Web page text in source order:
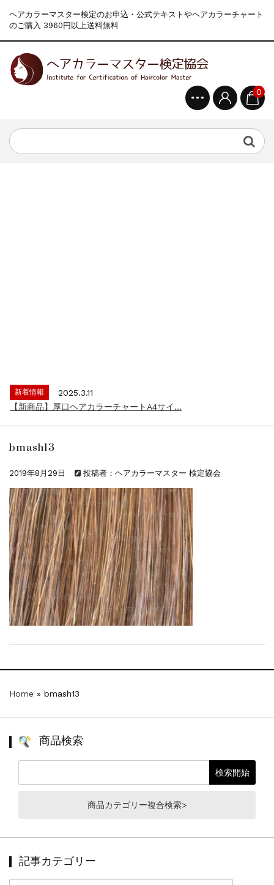
ヘアカラーマスター検定のお申込・公式テキストやヘアカラーチャート
のご購入 3960円以上送料無料
0
新着情報
2025.3.11
【新商品】厚口ヘアカラーチャートA4サイ...
新着情報
新着情報
一部ヘアカラーチャートのお値引きを行いま...
新着情報
2026.7.1
2026年度夏季・シルバーウィーク休業の...
新着情報
2025.3.11
【新商品】厚口ヘアカラーチャートA4サイ...
新着情報
2024.7.2
9月24日頃よりオンラインショップの送料...
新着情報
2024.4.10
在庫処分セールのお知らせ【なくなり次第終...
新着情報
2024.4.9
bmash13
2019年8月29日 投稿者：ヘアカラーマスター 検定協会
Home » bmash13
商品検索
商品カテゴリー複合検索>
記事カテゴリー